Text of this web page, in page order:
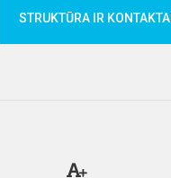
STRUKTŪRA IR KONTAKTAI